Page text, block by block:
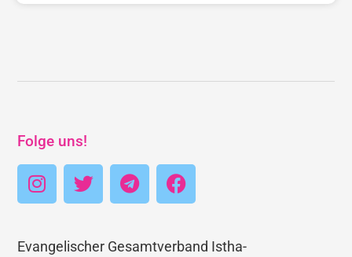
Folge uns!
Evangelischer Gesamtverband Istha-